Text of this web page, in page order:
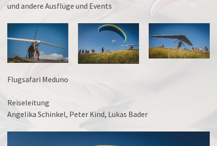
und andere Ausflüge und Events
Flugsafari Meduno
Reiseleitung
Angelika Schinkel, Peter Kind, Lukas Bader